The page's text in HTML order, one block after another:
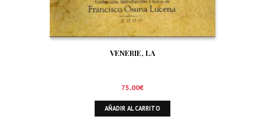
VENERIE, LA
75,00€
AÑADIR AL CARRITO